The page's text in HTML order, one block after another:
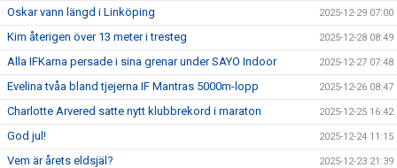
Oskar vann längd i Linköping 2025-12-29 07:00
Kim återigen över 13 meter i tresteg 2025-12-28 08:49
Alla IFKarna persade i sina grenar under SAYO Indoor 2025-12-27 07:48
Evelina tvåa bland tjejerna IF Mantras 5000m-lopp 2025-12-26 08:47
Charlotte Arvered satte nytt klubbrekord i maraton 2025-12-25 16:42
God jul! 2025-12-24 11:15
Vem är årets eldsjäl? 2025-12-23 21:39